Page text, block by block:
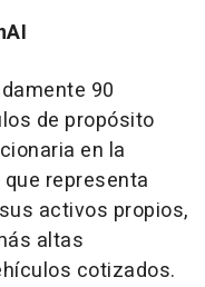
90
de propósito
en la
representa
activos propios,
altas
cotizados.